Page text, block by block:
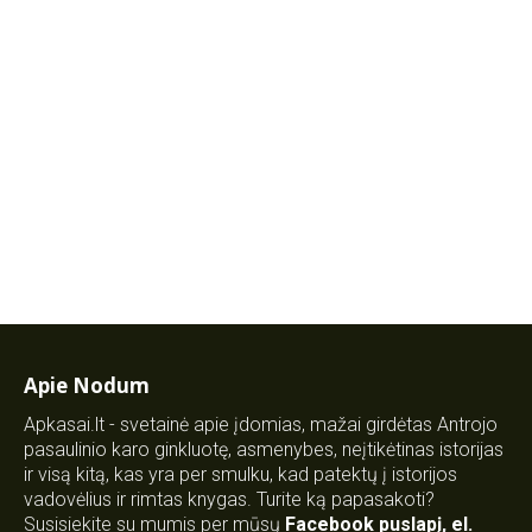
Apie Nodum
Apkasai.lt - svetainė apie įdomias, mažai girdėtas Antrojo
pasaulinio karo ginkluotę, asmenybes, neįtikėtinas istorijas
ir visą kitą, kas yra per smulku, kad patektų į istorijos
vadovėlius ir rimtas knygas. Turite ką papasakoti?
Susisiekite su mumis per mūsų Facebook puslapį, el.